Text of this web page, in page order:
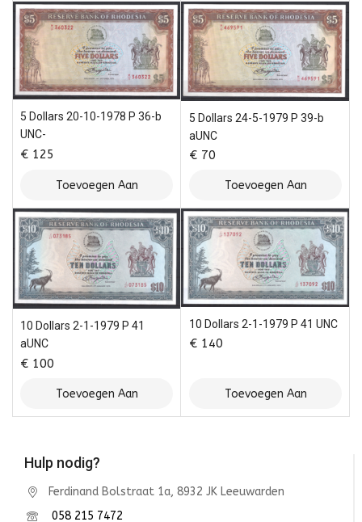
5 Dollars 20-10-1978 P 36-b
UNC-
€ 125
Toevoegen Aan
Winkelwagen
5 Dollars 24-5-1979 P 39-b
aUNC
€ 70
Toevoegen Aan
Winkelwagen
10 Dollars 2-1-1979 P 41
aUNC
€ 100
Toevoegen Aan
Winkelwagen
10 Dollars 2-1-1979 P 41 UNC
€ 140
Toevoegen Aan
Winkelwagen
Hulp nodig?
Ferdinand Bolstraat 1a, 8932 JK Leeuwarden
058 215 7472